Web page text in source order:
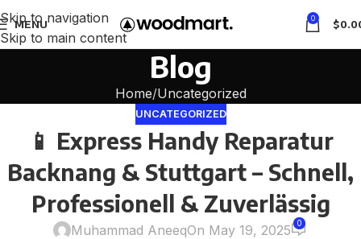
Skip to navigation
Skip to main content
MENU 0 $
Blog
Home Uncategorized
UNCATEGORIZED
📱 Express Handy Reparatur
Backnang & Stuttgart – Schnell,
Professionell & Zuverlässig
Muhammad AneeqOn May 19, 2025 0